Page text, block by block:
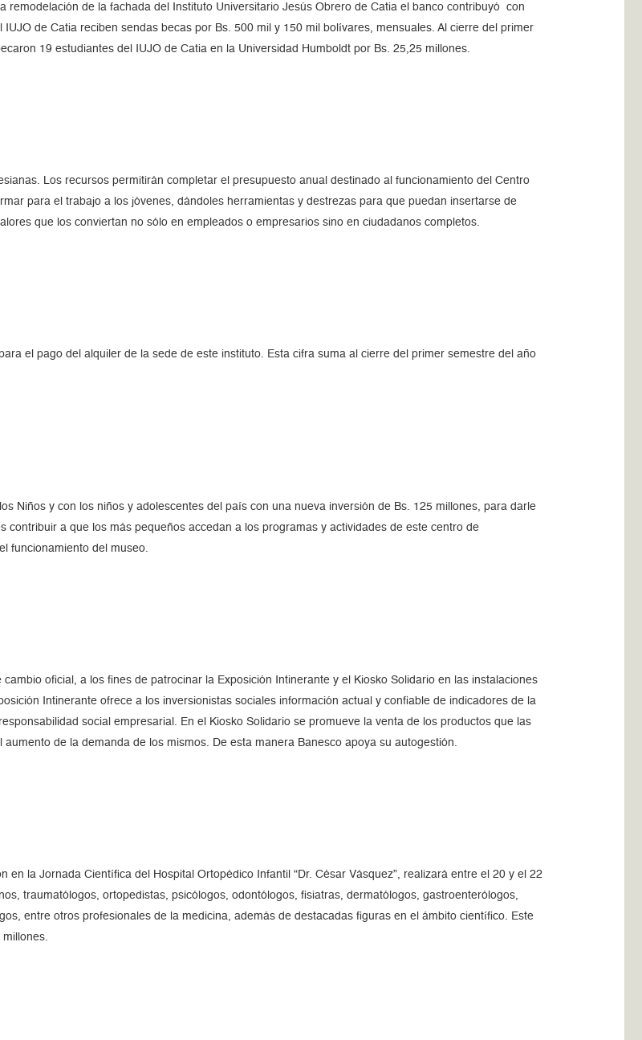
remodelación de la fachada del Instituto Universitario Jesús Obrero de Catia el banco contribuyó con
de Catia reciben sendas becas por Bs. 500 mil y 150 mil bolívares, mensuales. Al cierre del primer
19 estudiantes del IUJO de Catia en la Universidad Humboldt por Bs. 25,25 millones.
Los recursos permitirán completar el presupuesto anual destinado al funcionamiento del Centro
para el trabajo a los jóvenes, dándoles herramientas y destrezas para que puedan insertarse de
que los conviertan no sólo en empleados o empresarios sino en ciudadanos completos.
el pago del alquiler de la sede de este instituto. Esta cifra suma al cierre del primer semestre del año
Niños y con los niños y adolescentes del país con una nueva inversión de Bs. 125 millones, para darle
contribuir a que los más pequeños accedan a los programas y actividades de este centro de
funcionamiento del museo.
oficial, a los fines de patrocinar la Exposición Intinerante y el Kiosko Solidario en las instalaciones
Intinerante ofrece a los inversionistas sociales información actual y confiable de indicadores de la
social empresarial. En el Kiosko Solidario se promueve la venta de los productos que las
de la demanda de los mismos. De esta manera Banesco apoya su autogestión.
la Jornada Científica del Hospital Ortopédico Infantil “Dr. César Vásquez”, realizará entre el 20 y el 22
traumatólogos, ortopedistas, psicólogos, odontólogos, fisiatras, dermatólogos, gastroenterólogos,
entre otros profesionales de la medicina, además de destacadas figuras en el ámbito científico. Este